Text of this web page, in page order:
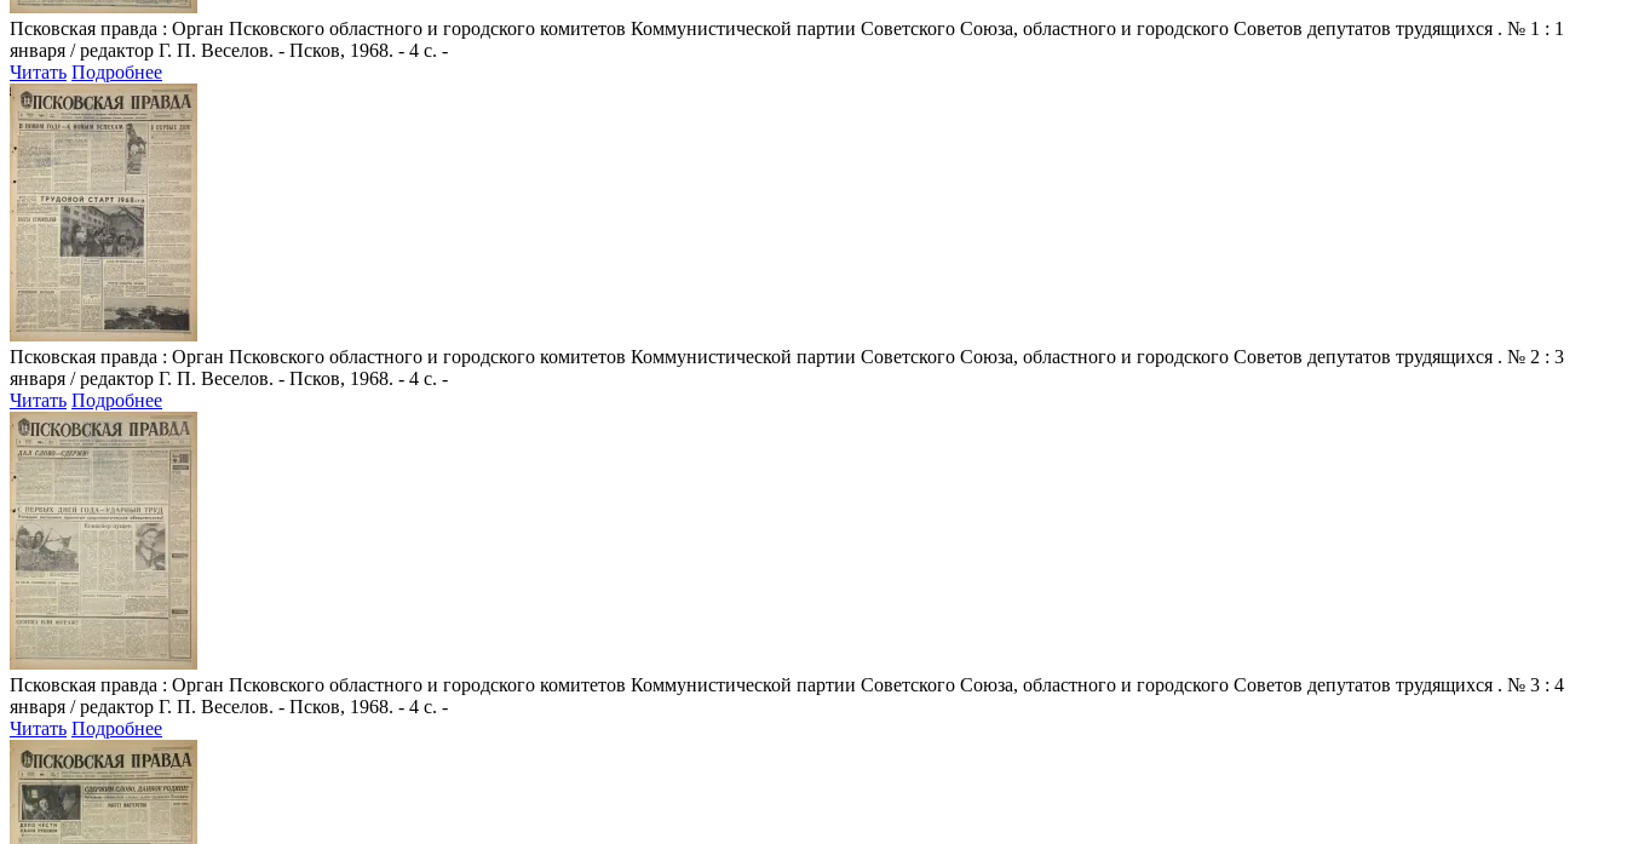
Псковская правда : Орган Псковского областного и городского комитетов Коммунистической партии Советского Союза, областного и городского Советов депутатов трудящихся . № 1 : 1
января / редактор Г. П. Веселов. - Псков, 1968. - 4 с. -
Читать Подробнее
Псковская правда : Орган Псковского областного и городского комитетов Коммунистической партии Советского Союза, областного и городского Советов депутатов трудящихся . № 2 : 3
января / редактор Г. П. Веселов. - Псков, 1968. - 4 с. -
Читать Подробнее
Псковская правда : Орган Псковского областного и городского комитетов Коммунистической партии Советского Союза, областного и городского Советов депутатов трудящихся . № 3 : 4
января / редактор Г. П. Веселов. - Псков, 1968. - 4 с. -
Читать Подробнее